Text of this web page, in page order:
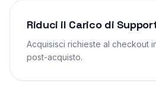
Riduci il Carico di
Acquisisci richieste al checkout
post-acquisto.